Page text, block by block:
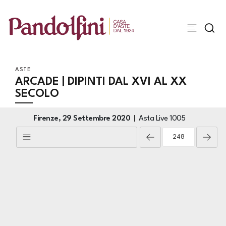
ASTE
ARCADE | DIPINTI DAL XVI AL XX
SECOLO
Firenze, 29 Settembre 2020 Asta Live 1005